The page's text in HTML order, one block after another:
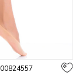
00824557